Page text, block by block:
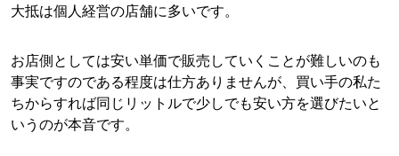
大抵は個人経営の店舗に多いです。
お店側としては安い単価で販売していくことが難しいのも
事実ですのである程度は仕方ありませんが、買い手の私た
ちからすれば同じリットルで少しでも安い方を選びたいと
いうのが本音です。